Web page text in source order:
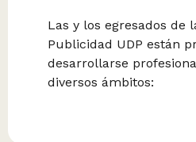
Las y los egresados de
Publicidad UDP están
desarrollarse
diversos ámbitos: